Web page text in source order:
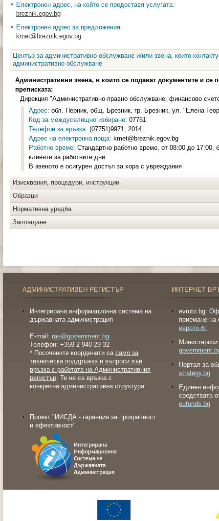
Електронен адрес, на който се предоставя услугата:
breznik.egov.bg
Електронен адрес за предложения:
kmet@breznik.egov.bg
Център за административно обслужване и/или звена, които
административно обслужване
Административни звена, в които се подават документите и се
преписката:
Дирекция "Административно-правно обслужване, финансово
Адрес: обл. Перник, общ. Брезник, гр. Брезник, ул. "Елена
Код за междуселищно избиране: 07751
Телефон за връзка: (07751)9971, 2014
Адрес на електронна поща: kmet@breznik.egov.bg
Работно време: Стандартно работно време, от 08:00 до 17:00,
клиенти за работните дни
В звеното е осигурен достъп за хора с увреждания
Изисквания, процедури, инструкции
Образци
Нормативна уредба
Заплащане
АДМИНИСТРАТИВЕН РЕГИСТЪР
Интегрирана информационна система на
държавната администрация
E-mail: ras@government.bg
Телефон: +359 2 940 29 32
* Посочените координати са само за
техническа поддръжка и въпроси във
връзка с работата на Административния
регистър. Те не са връзка с
конкретна административна структура.
Проект "ИИСДА - гаранция за прозрачност
и ефективност"
ИНТЕРНЕТ
evroto.bg:
приемане на
еврото.бг
Портал за
strategy.bg
Eдинен
средствата
eufunds.bg